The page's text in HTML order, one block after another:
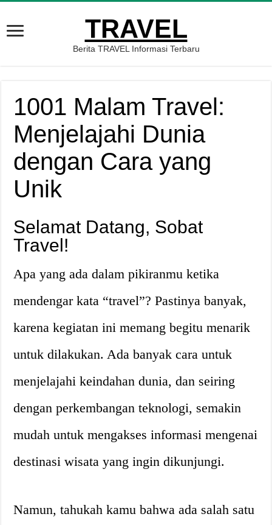
TRAVEL
Berita TRAVEL Informasi Terbaru
1001 Malam Travel:
Menjelajahi Dunia
dengan Cara yang
Unik
Selamat Datang, Sobat
Travel!
Apa yang ada dalam pikiranmu ketika
mendengar kata “travel”? Pastinya banyak,
karena kegiatan ini memang begitu menarik
untuk dilakukan. Ada banyak cara untuk
menjelajahi keindahan dunia, dan seiring
dengan perkembangan teknologi, semakin
mudah untuk mengakses informasi mengenai
destinasi wisata yang ingin dikunjungi.
Namun, tahukah kamu bahwa ada salah satu